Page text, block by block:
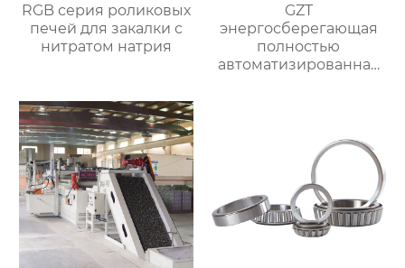
RGB серия роликовых
печей для закалки с
нитратом натрия
GZT
энергосберегающая
полностью
автоматизированная